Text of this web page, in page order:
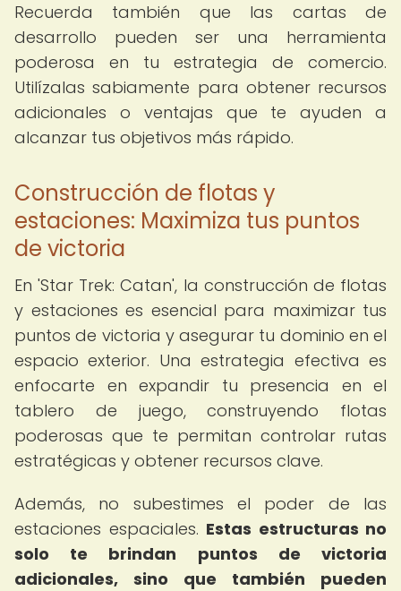
Recuerda también que las cartas de
desarrollo pueden ser una herramienta
poderosa en tu estrategia de comercio.
Utilízalas sabiamente para obtener recursos
adicionales o ventajas que te ayuden a
alcanzar tus objetivos más rápido.
Construcción de flotas y
estaciones: Maximiza tus puntos
de victoria
En 'Star Trek: Catan', la construcción de flotas
y estaciones es esencial para maximizar tus
puntos de victoria y asegurar tu dominio en el
espacio exterior. Una estrategia efectiva es
enfocarte en expandir tu presencia en el
tablero de juego, construyendo flotas
poderosas que te permitan controlar rutas
estratégicas y obtener recursos clave.
Además, no subestimes el poder de las
estaciones espaciales. Estas estructuras no
solo te brindan puntos de victoria
adicionales, sino que también pueden